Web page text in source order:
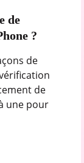
de
?
de
de
une pour